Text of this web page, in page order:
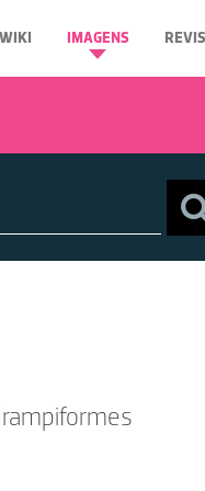
WIKI IMAGENS